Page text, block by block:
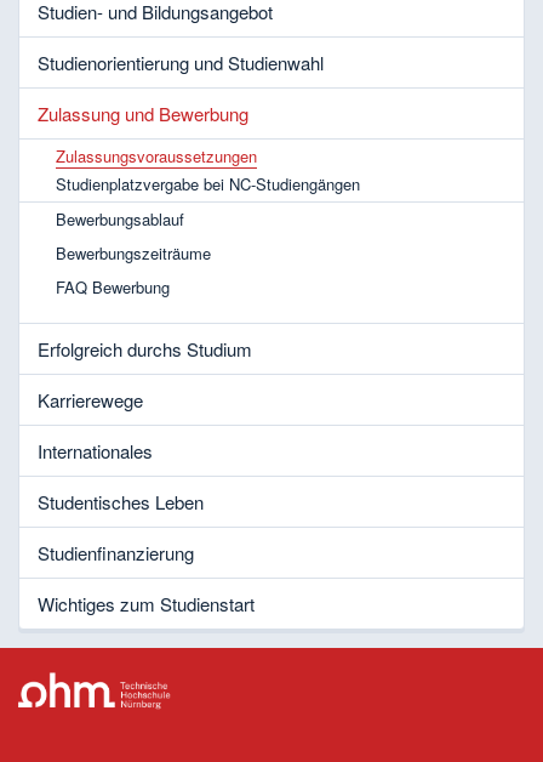
Studien- und Bildungsangebot
Studienorientierung und Studienwahl
Zulassung und Bewerbung
Zulassungsvoraussetzungen
Studienplatzvergabe bei NC-Studiengängen
Bewerbungsablauf
Bewerbungszeiträume
FAQ Bewerbung
Erfolgreich durchs Studium
Karrierewege
Internationales
Studentisches Leben
Studienfinanzierung
Wichtiges zum Studienstart